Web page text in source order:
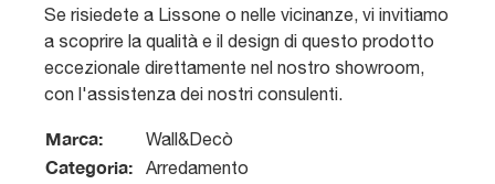
Se risiedete a Lissone o nelle vicinanze, vi invitiamo
a scoprire la qualità e il design di questo prodotto
eccezionale direttamente nel nostro showroom,
con l'assistenza dei nostri consulenti.
Marca: Wall&Decò
Categoria: Arredamento